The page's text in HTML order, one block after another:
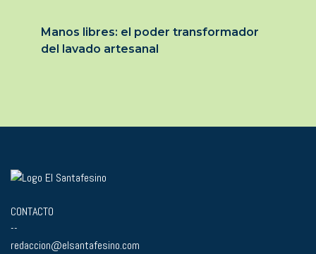
Manos libres: el poder transformador
del lavado artesanal
CONTACTO
--
redaccion@elsantafesino.com